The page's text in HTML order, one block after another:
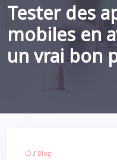
Tester des
mobiles en
un vrai bon
/ Blog